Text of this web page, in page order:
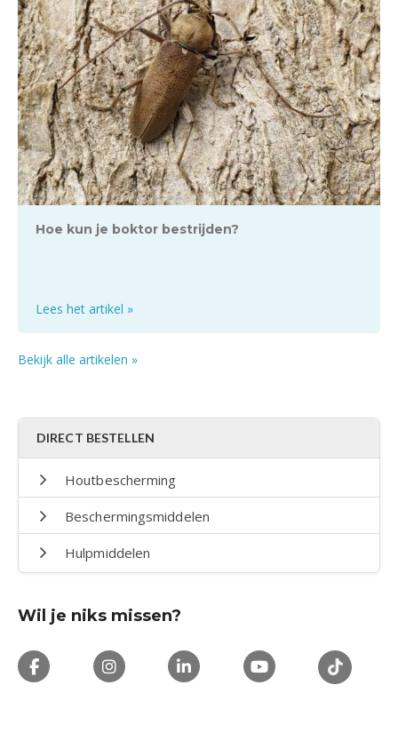
Hoe kun je boktor bestrijden?
Lees het artikel »
Bekijk alle artikelen »
DIRECT BESTELLEN
Houtbescherming
Beschermingsmiddelen
Hulpmiddelen
Wil je niks missen?